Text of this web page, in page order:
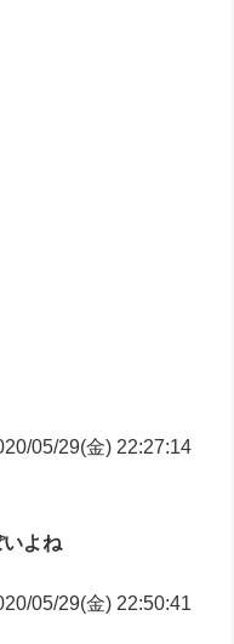
05/29(金) 22:27:14
よね
05/29(金) 22:50:41